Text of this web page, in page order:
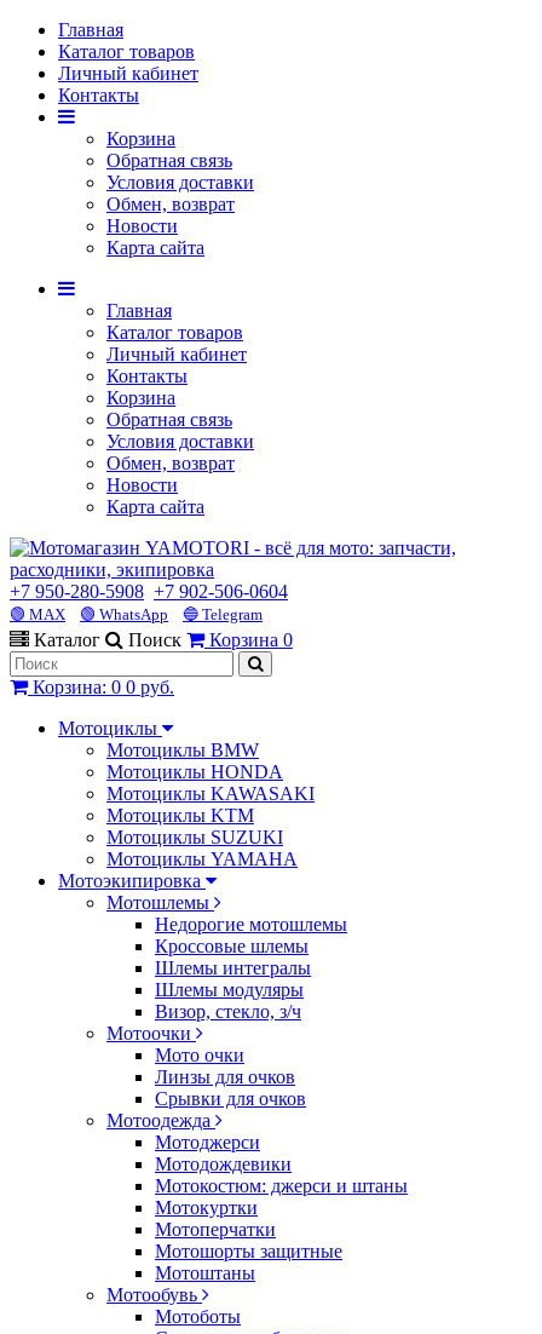
Главная
Каталог товаров
Личный кабинет
Контакты
Корзина
Обратная связь
Условия доставки
Обмен, возврат
Новости
Карта сайта
Главная
Каталог товаров
Личный кабинет
Контакты
Корзина
Обратная связь
Условия доставки
Обмен, возврат
Новости
Карта сайта
+7 950-280-5908 +7 902-506-0604
🟢 MAX 🟢 WhatsApp 🔵 Telegram
Каталог Поиск Корзина 0
Корзина: 0 0 руб.
Мотоциклы
Мотоциклы BMW
Мотоциклы HONDA
Мотоциклы KAWASAKI
Мотоциклы KTM
Мотоциклы SUZUKI
Мотоциклы YAMAHA
Мотоэкипировка
Мотошлемы
Недорогие мотошлемы
Кроссовые шлемы
Шлемы интегралы
Шлемы модуляры
Визор, стекло, з/ч
Мотоочки
Мото очки
Линзы для очков
Срывки для очков
Мотоодежда
Мотоджерси
Мотодождевики
Мотокостюм: джерси и штаны
Мотокуртки
Мотоперчатки
Мотошорты защитные
Мотоштаны
Мотообувь
Мотоботы